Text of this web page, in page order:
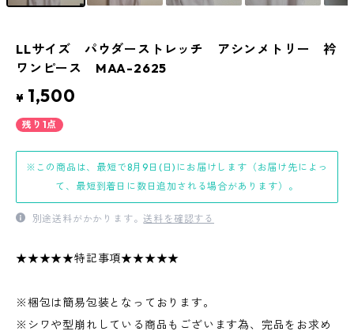
LLサイズ パウダーストレッチ アシンメトリー 衿
ワンピース MAA-2625
¥ 1,500
残り1点
※この商品は、最短で8月9日(日)にお届けします（お届け先によっ
て、最短到着日に数日追加される場合があります）。
別途送料がかかります。送料を確認する
★★★★★特記事項★★★★★
※梱包は簡易包装となっております。
※シワや型崩れしている商品もございます為、完品をお求め